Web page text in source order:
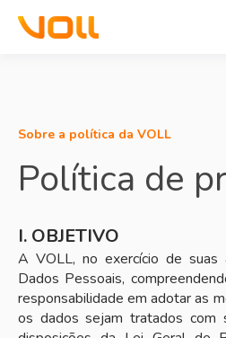
Sobre a política da VOLL
Política de
I. OBJETIVO
A VOLL, no exercício de suas
Dados Pessoais,
responsabilidade em adotar as
os dados sejam tratados com